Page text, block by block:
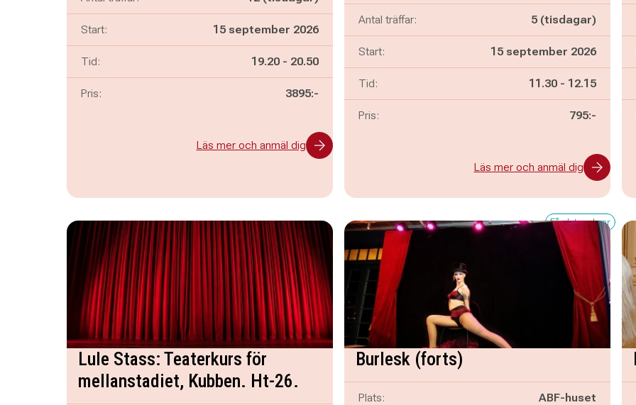
Start: 15 september 2026
Tid: Pågår mellan
19.20 - och
20.50
Pris: 3895:-
Läs mer och anmäl dig
Antal träffar: 5 (tisdagar)
Start: 15 september 2026
Tid: Pågår mellan
11.30 - och
12.15
Pris: 795:-
Läs mer och anmäl dig
Lule Stass: Teaterkurs för
mellanstadiet, Kubben. Ht-26.
Få platser kvar
Burlesk (forts)
Plats:
ABF-huset